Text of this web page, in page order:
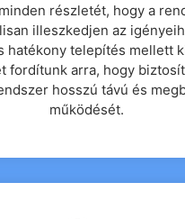
részletét, hogy a
illeszkedjen az
hatékony telepítés mellett
fordítunk arra, hogy
hosszú távú és
működését.